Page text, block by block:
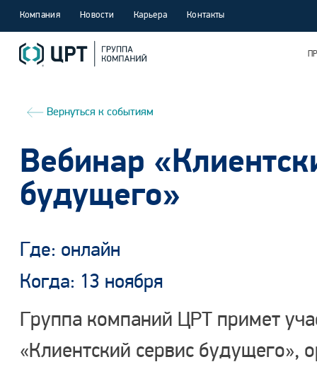
Компания Новости Карьера Контакты
Вернуться к событиям
Вебинар
будущего»
Где: онлайн
Когда: 13 ноября
Группа компаний ЦРТ примет
«Клиентский сервис будущего»,